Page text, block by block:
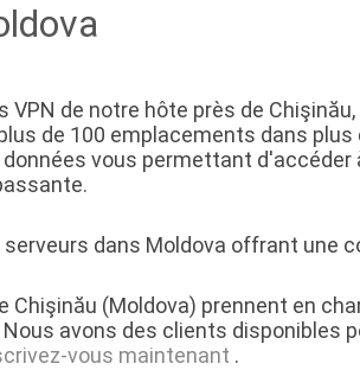
VPN de notre hôte près de
de 100 emplacements dans
vous permettant
dans Moldova offrant une
Chişinău (Moldova) prennent en
Nous avons des clients disponibles
vous maintenant .